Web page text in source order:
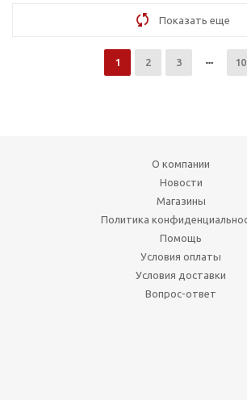
Показать еще
1 2 3 10
О компании
Новости
Магазины
Политика
Помощь
Условия оплаты
Условия доставки
Вопрос-ответ